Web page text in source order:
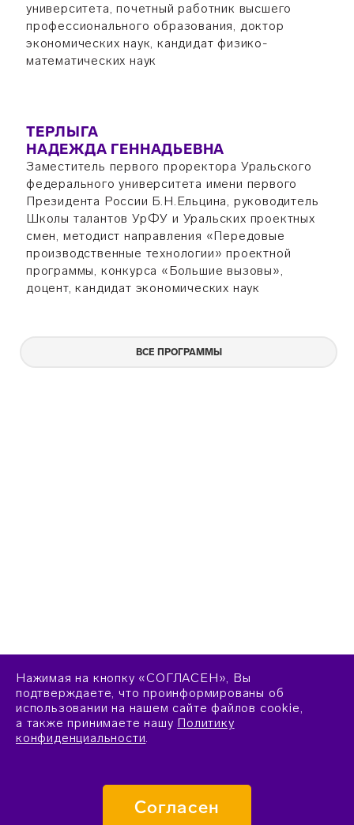
университета, почетный работник высшего
профессионального образования, доктор
экономических наук, кандидат физико-
математических наук
ТЕРЛЫГА
НАДЕЖДА ГЕННАДЬЕВНА
Заместитель первого проректора Уральского
федерального университета имени первого
Президента России Б.Н.Ельцина, руководитель
Школы талантов УрФУ и Уральских проектных
смен, методист направления «Передовые
производственные технологии» проектной
программы, конкурса «Большие вызовы»,
доцент, кандидат экономических наук
ВСЕ ПРОГРАММЫ
Нажимая на кнопку «СОГЛАСЕН», Вы
подтверждаете, что проинформированы об
использовании на нашем сайте файлов cookie,
а также принимаете нашу Политику
конфиденциальности.
Согласен